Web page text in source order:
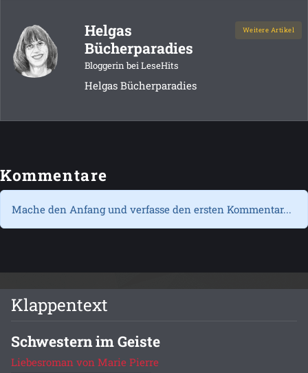
Helgas
Bücherparadies
Bloggerin bei LeseHits
Weitere Artikel
Helgas Bücherparadies
Kommentare
Mache den Anfang und verfasse den ersten Kommentar...
Klappentext
Schwestern im Geiste
Liebesroman von Marie Pierre